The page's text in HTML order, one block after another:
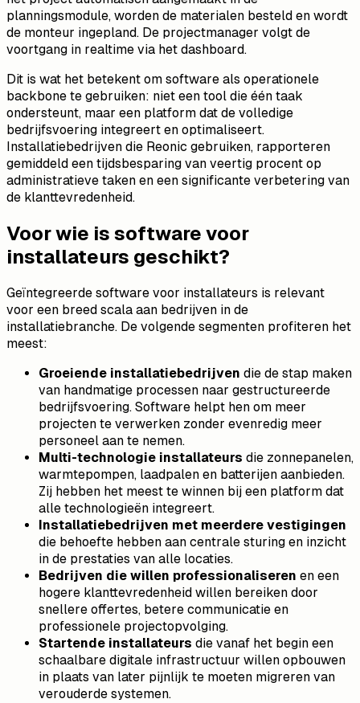
planningsmodule, worden de materialen besteld en wordt
de monteur ingepland. De projectmanager volgt de
voortgang in realtime via het dashboard.
Dit is wat het betekent om software als operationele
backbone te gebruiken: niet een tool die één taak
ondersteunt, maar een platform dat de volledige
bedrijfsvoering integreert en optimaliseert.
Installatiebedrijven die Reonic gebruiken, rapporteren
gemiddeld een tijdsbesparing van veertig procent op
administratieve taken en een significante verbetering van
de klanttevredenheid.
Voor wie is software voor
installateurs geschikt?
Geïntegreerde software voor installateurs is relevant
voor een breed scala aan bedrijven in de
installatiebranche. De volgende segmenten profiteren het
meest:
Groeiende installatiebedrijven die de stap maken
van handmatige processen naar gestructureerde
bedrijfsvoering. Software helpt hen om meer
projecten te verwerken zonder evenredig meer
personeel aan te nemen.
Multi-technologie installateurs die zonnepanelen,
warmtepompen, laadpalen en batterijen aanbieden.
Zij hebben het meest te winnen bij een platform dat
alle technologieën integreert.
Installatiebedrijven met meerdere vestigingen
die behoefte hebben aan centrale sturing en inzicht
in de prestaties van alle locaties.
Bedrijven die willen professionaliseren en een
hogere klanttevredenheid willen bereiken door
snellere offertes, betere communicatie en
professionele projectopvolging.
Startende installateurs die vanaf het begin een
schaalbare digitale infrastructuur willen opbouwen
in plaats van later pijnlijk te moeten migreren van
verouderde systemen.